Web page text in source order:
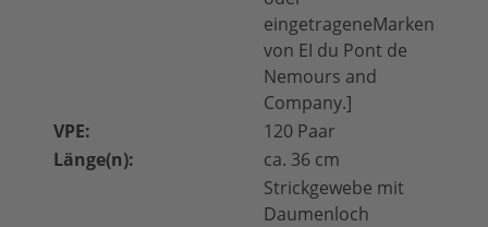
eingetrageneMarken
von EI du Pont de
Nemours and
Company.]
VPE:
120 Paar
Länge(n):
ca. 36 cm
Strickgewebe mit
Daumenloch